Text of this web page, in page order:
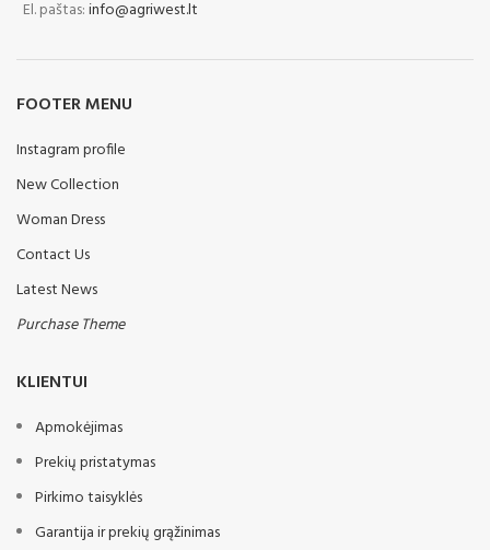
Miltelinis dažymas
Kablys
Atraminė koja
Segmentinė lyginimo lenta
Papildoma HUGE 6.2
450 mm Kembridžo žiedai
530 mm Kembridžo žiedai
Pievų žiedai 540mm
LED apšvietimas
daro tose vietose, kur auginami
El. paštas:info@agriwest.lt
FOOTER MENU
Instagram profile
New Collection
Woman Dress
Contact Us
Latest News
Purchase Theme
KLIENTUI
Apmokėjimas
Prekių pristatymas
Pirkimo taisyklės
Garantija ir prekių grąžinimas